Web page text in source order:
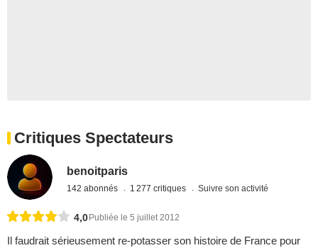
Critiques Spectateurs
benoitparis
142 abonnés 1 277 critiques Suivre son activité
4,0 Publiée le 5 juillet 2012
Il faudrait sérieusement re-potasser son histoire de France pour